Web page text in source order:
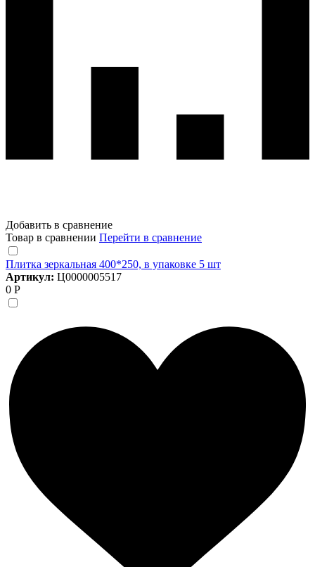
Добавить в сравнение
Товар в сравнении Перейти в сравнение
Плитка зеркальная 400*250, в упаковке 5 шт
Артикул: Ц0000005517
0 Р